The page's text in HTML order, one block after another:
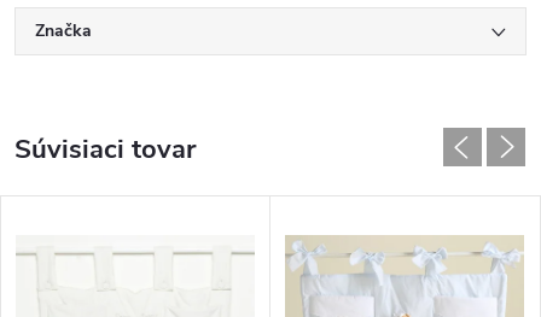
Značka
Súvisiaci tovar